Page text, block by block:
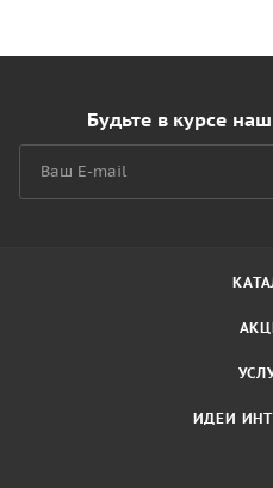
Будьте в курсе
ИДЕИ